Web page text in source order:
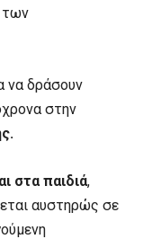
των
να δράσουν
στην
στα παιδιά,
αυστηρώς σε